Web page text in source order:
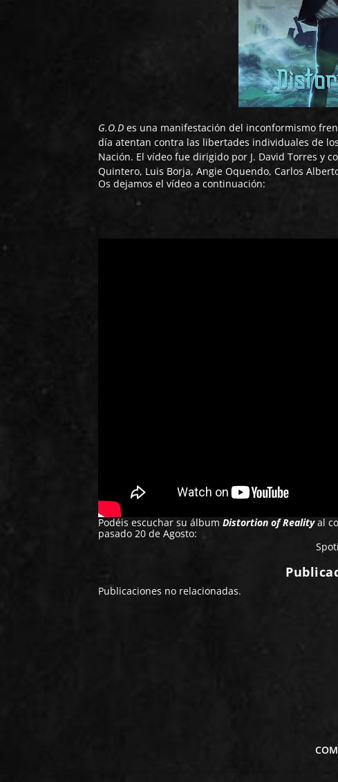
G.O.D es una manifestación del inconformismo
día atentan contra las libertades individuales de
Nación. El vídeo fue dirigido por J. David Torres y
Quintero, Luis Borja, Angie Oquendo, Carlos
Os dejamos el vídeo a continuación:
Podéis escuchar su álbumDistortion of Realityal
pasado 20 de Agosto:
Publicaciones no relacionadas.